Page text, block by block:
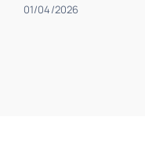
01/04/2026